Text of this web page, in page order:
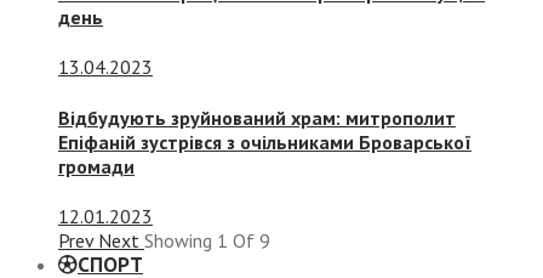
день
13.04.2023
Відбудують зруйнований храм: митрополит
Епіфаній зустрівся з очільниками Броварської
громади
12.01.2023
Prev Next Showing 1 Of 9
СПОРТ